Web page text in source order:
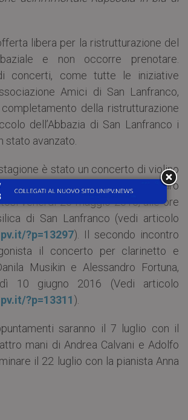
libera per la ristrutturazione del
e non occorre prenotare.
concerti, come tutte le iniziative
Amici di San Lanfranco,
della ristrutturazione
dell’Abbazia di San Lanfranco i
stato avanzato.
è stato un concerto di violino
Andrea Cardinale e Alessandro
venerdì 20 maggio 2016, alle ore
di San Lanfranco (vedi articolo
?p=13297). Il secondo incontro
il concerto per clarinetto e
Musikin e Alessandro Fortuna,
10 giugno 2016 (Vedi articolo
?p=13311).
saranno il 7 luglio con il
mani di Andrea Calvani e Adolfo
il 22 luglio con la pianista Anna